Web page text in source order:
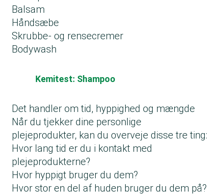
Balsam
Håndsæbe
Skrubbe- og rensecremer
Bodywash
Kemitest: Shampoo
Det handler om tid, hyppighed og mængde
Når du tjekker dine personlige
plejeprodukter, kan du overveje disse tre ting:
Hvor lang tid er du i kontakt med
plejeprodukterne?
Hvor hyppigt bruger du dem?
Hvor stor en del af huden bruger du dem på?